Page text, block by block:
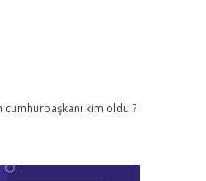
cumhurbaşkanı kim oldu ?